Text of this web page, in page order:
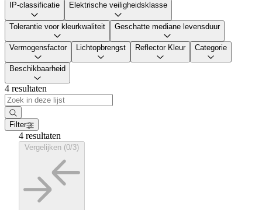
IP-classificatie Elektrische veiligheidsklasse
Tolerantie voor kleurkwaliteit Geschatte mediane levensduur
Vermogensfactor Lichtopbrengst Reflector Kleur Categorie
Beschikbaarheid
4 resultaten
Filter
4 resultaten